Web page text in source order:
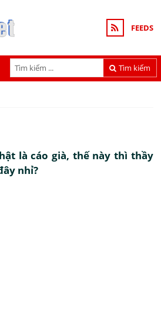
FEEDS
Tìm kiếm
là cáo già, thế này thì thầy
nhỉ?